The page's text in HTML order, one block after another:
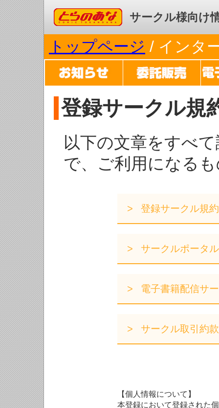
コミックとらのあな サークル様向け
トップページ / インタ
登録サークル規
以下の文章をすべ
で、ご利用になる
登録サークル規約
サークルポータ
電子書籍配信サ
サークル取引約款
【個人情報について】
本登録において登録された